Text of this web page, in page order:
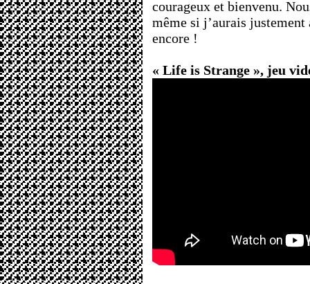
courageux et bienvenu.
même si j’aurais
encore !
« Life is Strange », jeu